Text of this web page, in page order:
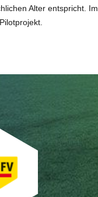
Alter entspricht. Im